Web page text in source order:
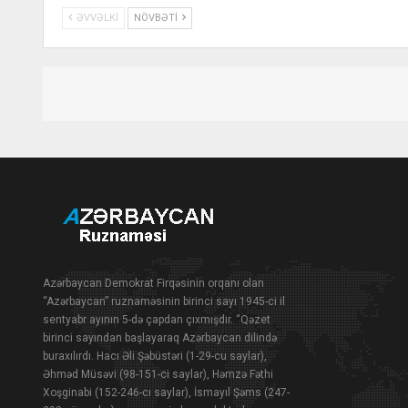
ƏVVƏLKI NÖVBƏTI
Azərbaycan Demokrat Firqəsinin orqanı olan
“Azərbaycan” ruznaməsinin birinci sayı 1945-ci il
sentyabr ayının 5-də çapdan çıxmışdır. “Qəzet
birinci sayından başlayaraq Azərbaycan dilində
buraxılırdı. Hacı Əli Şəbüstəri (1-29-cu saylar),
Əhməd Müsəvi (98-151-ci saylar), Həmzə Fəthi
Xoşginabi (152-246-cı saylar), İsmayıl Şəms (247-